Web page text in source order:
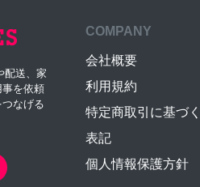
配送、家
を依頼
なげる
COMPANY
会社概要
利用規約
特定商取引に基づく
表記
個人情報保護方針